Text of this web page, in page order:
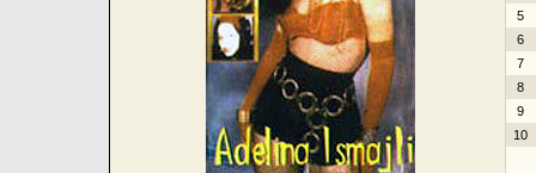
5
6
7
8
9
10